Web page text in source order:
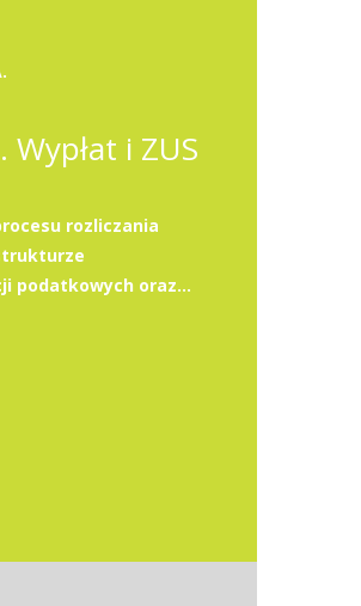
i ZUS
rozliczania
podatkowych oraz...